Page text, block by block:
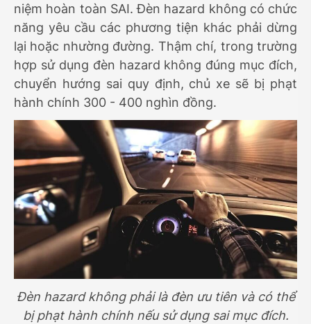
niệm hoàn toàn SAI. Đèn hazard không có chức
năng yêu cầu các phương tiện khác phải dừng
lại hoặc nhường đường. Thậm chí, trong trường
hợp sử dụng đèn hazard không đúng mục đích,
chuyển hướng sai quy định, chủ xe sẽ bị phạt
hành chính 300 - 400 nghìn đồng.
Đèn hazard không phải là đèn ưu tiên và có thể
bị phạt hành chính nếu sử dụng sai mục đích.